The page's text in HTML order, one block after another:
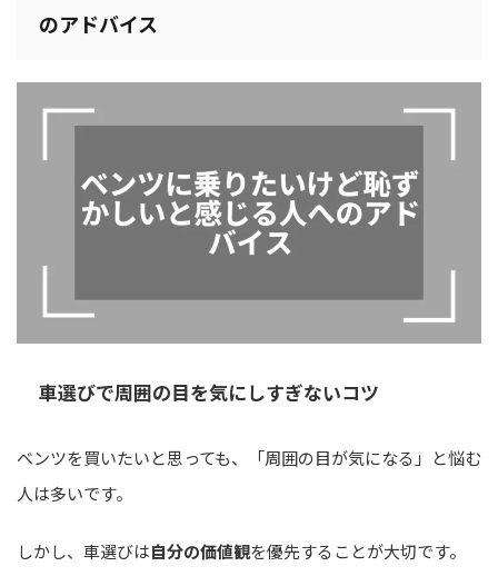
のアドバイス
車選びで周囲の目を気にしすぎないコツ
ベンツを買いたいと思っても、「周囲の目が気になる」と悩む
人は多いです。
しかし、車選びは自分の価値観を優先することが大切です。